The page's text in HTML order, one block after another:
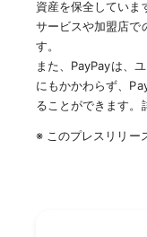
資産を保全していま
サービスや加盟店で
す。
また、PayPayは、
にもかかわらず、
ることができます。
※ このプレスリリー